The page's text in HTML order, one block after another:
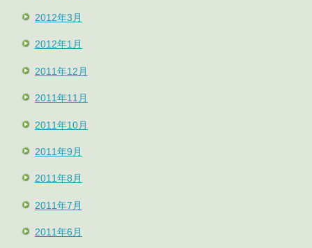
2012年3月
2012年1月
2011年12月
2011年11月
2011年10月
2011年9月
2011年8月
2011年7月
2011年6月